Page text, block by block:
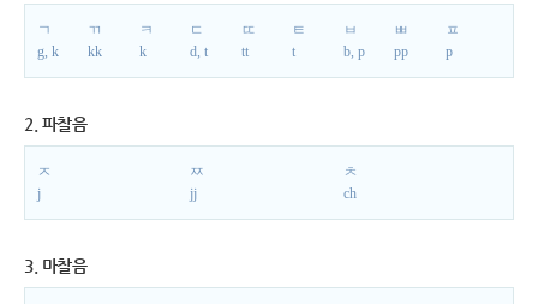
ㄱ
g, k
ㄲ
kk
ㅋ
k
ㄷ
d, t
ㄸ
tt
ㅌ
t
ㅂ
b, p
ㅃ
pp
ㅍ
p
2. 파찰음
ㅈ
j
ㅉ
jj
ㅊ
ch
3. 마찰음